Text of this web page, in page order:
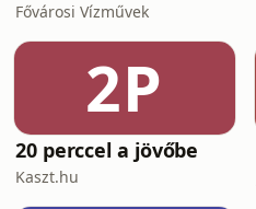
Fővárosi Vízművek
2P
20 perccel a jövőbe
Kaszt.hu